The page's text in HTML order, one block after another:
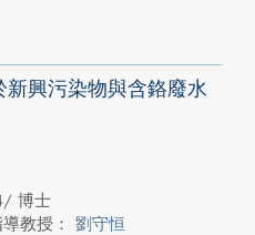
興污染物與含鉻廢水
博士
教授： 劉守恒